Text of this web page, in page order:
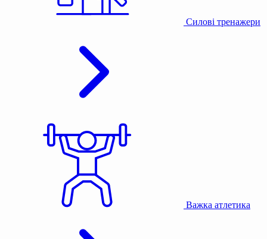
Силові тренажери
Важка атлетика